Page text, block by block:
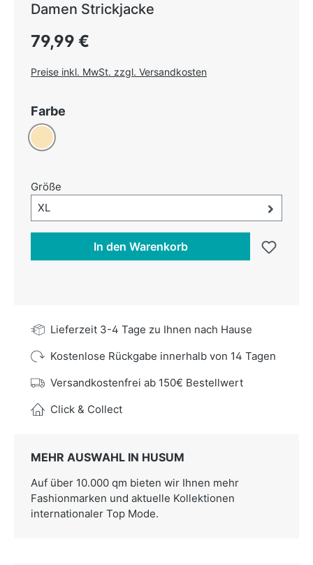
Damen Strickjacke
Regulärer Preis:
79,99 €
Preise inkl. MwSt. zzgl. Versandkosten
Farbe
Beige
Größe
Größe-Auswahl öffnen, aktuell ausgewählt:
XL
In den Warenkorb
Lieferzeit 3-4 Tage zu Ihnen nach Hause
Kostenlose Rückgabe innerhalb von 14 Tagen
Versandkostenfrei ab 150€ Bestellwert
Click & Collect
MEHR AUSWAHL IN HUSUM
Auf über 10.000 qm bieten wir Ihnen mehr
Fashionmarken und aktuelle Kollektionen
internationaler Top Mode.